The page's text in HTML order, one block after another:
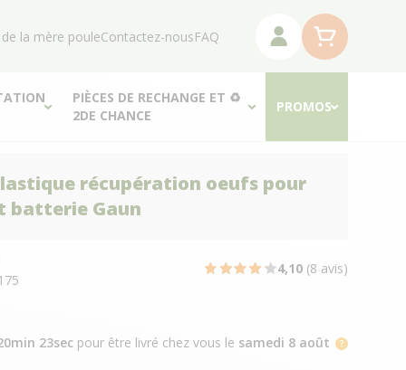
de la mère pouleContactez-nousFAQ
PIÈCES DE RECHANGE ET ♻
2DE CHANCE
PROMOS
récupération oeufs pour
batterie Gaun
4,10 (8 avis)
22secpour être livré chez vous le samedi 8 août